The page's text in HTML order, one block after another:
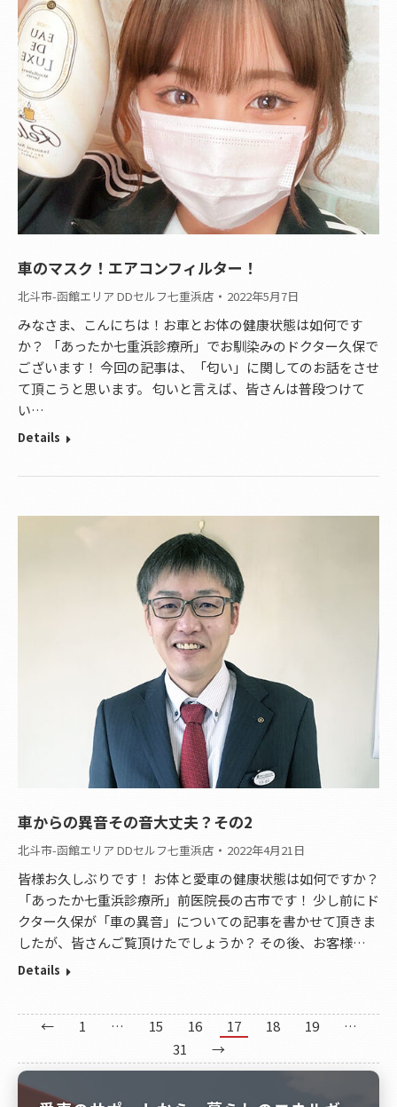
車のマスク！エアコンフィルター！
北斗市-函館エリア DDセルフ七重浜店 2022年5月7日
みなさま、こんにちは！お車とお体の健康状態は如何です
か？ 「あったか七重浜診療所」でお馴染みのドクター久保で
ございます！ 今回の記事は、「匂い」に関してのお話をさせ
て頂こうと思います。 匂いと言えば、皆さんは普段つけて
い…
Details
車からの異音その音大丈夫？その2
北斗市-函館エリア DDセルフ七重浜店 2022年4月21日
皆様お久しぶりです！ お体と愛車の健康状態は如何ですか？
「あったか七重浜診療所」前医院長の古市です！ 少し前にド
クター久保が「車の異音」についての記事を書かせて頂きま
したが、皆さんご覧頂けたでしょうか？ その後、お客様…
Details
← 1 … 15 16 17 18 19
…
31
→